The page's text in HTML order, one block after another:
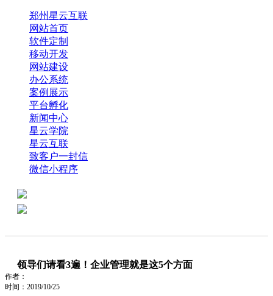
郑州星云互联
网站首页
软件定制
移动开发
网站建设
办公系统
案例展示
平台孵化
新闻中心
星云学院
星云互联
致客户一封信
微信小程序
领导们请看3遍！企业管理就是这5个方面
作者：
时间：2019/10/25